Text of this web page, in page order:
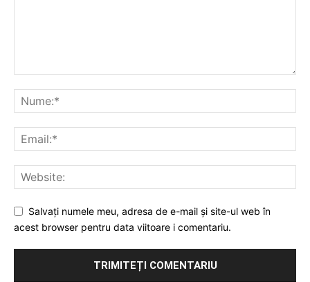
Salvați numele meu, adresa de e-mail și site-ul web în
acest browser pentru data viitoare i comentariu.